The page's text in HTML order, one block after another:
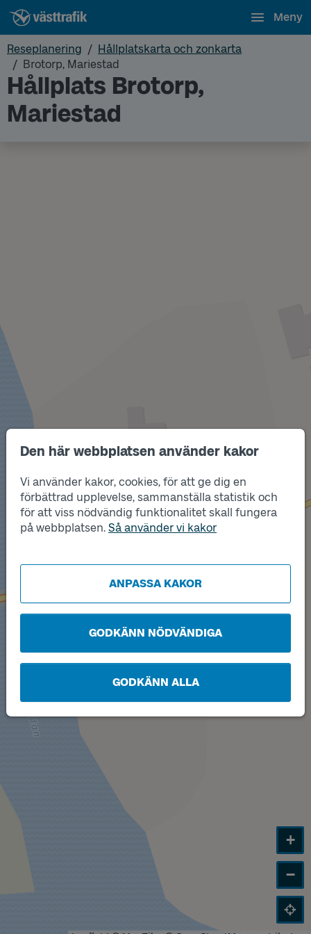
Den här webbplatsen använder kakor
Vi använder kakor, cookies, för att ge dig en
förbättrad upplevelse, sammanställa statistik och
för att viss nödvändig funktionalitet skall fungera
på webbplatsen. Så använder vi kakor
ANPASSA KAKOR
GODKÄNN NÖDVÄNDIGA
GODKÄNN ALLA
Meny
Reseplanering
Hållplatskarta och zonkarta
Brotorp, Mariestad
Hållplats Brotorp,
Mariestad
Läge
A
Läge
B
+
−